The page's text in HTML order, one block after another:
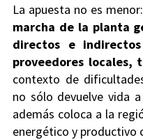
La apuesta no es menor:
marcha de la planta
directos e
proveedores locales,
contexto de
no sólo devuelve vida
además coloca a la
energético y productivo